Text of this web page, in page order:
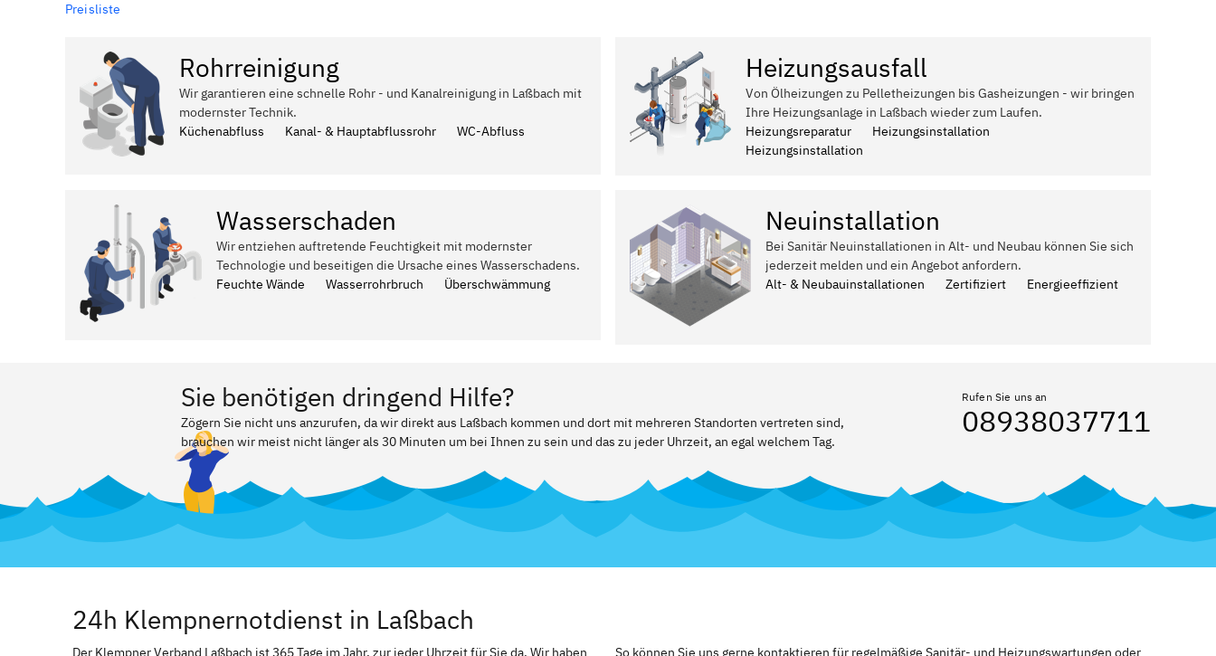
Preisliste
Rohrreinigung
Wir garantieren eine schnelle Rohr - und Kanalreinigung in Laßbach mit
modernster Technik.
Küchenabfluss
Kanal- & Hauptabflussrohr WC-Abfluss
Heizungsausfall
Von Ölheizungen zu Pelletheizungen bis Gasheizungen - wir bringen
Ihre Heizungsanlage in Laßbach wieder zum Laufen.
Heizungsreparatur
Heizungsinstallation
Heizungsinstallation
Wasserschaden
Wir entziehen auftretende Feuchtigkeit mit modernster
Technologie und beseitigen die Ursache eines Wasserschadens.
Feuchte Wände
Wasserrohrbruch Überschwämmung
Neuinstallation
Bei Sanitär Neuinstallationen in Alt- und Neubau können Sie sich
jederzeit melden und ein Angebot anfordern.
Alt- & Neubauinstallationen
Zertifiziert Energieeffizient
Sie benötigen dringend Hilfe?
Zögern Sie nicht uns anzurufen, da wir direkt aus Laßbach kommen und dort mit mehreren Standorten vertreten sind,
brauchen wir meist nicht länger als 30 Minuten um bei Ihnen zu sein und das zu jeder Uhrzeit, an egal welchem Tag.
Rufen Sie uns an
08938037711
24h Klempnernotdienst in Laßbach
Der Klempner Verband Laßbach ist 365 Tage im Jahr, zur jeder Uhrzeit für Sie da. Wir haben
So können Sie uns gerne kontaktieren für regelmäßige Sanitär- und Heizungswartungen oder